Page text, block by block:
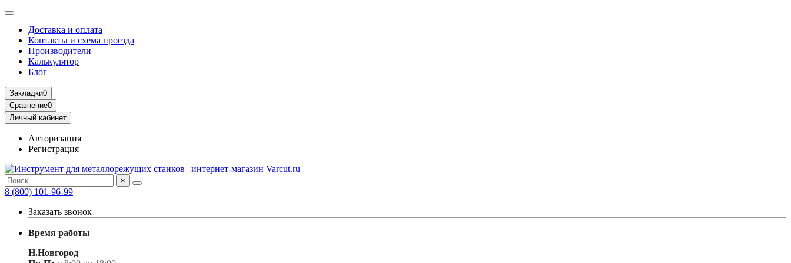
Доставка и оплата
Контакты и схема проезда
Производители
Калькулятор
Блог
Закладки0
Сравнение0
Личный кабинет
Авторизация
Регистрация
×
8 (800) 101-96-99
Заказать звонок
Время работы
Н.Новгород